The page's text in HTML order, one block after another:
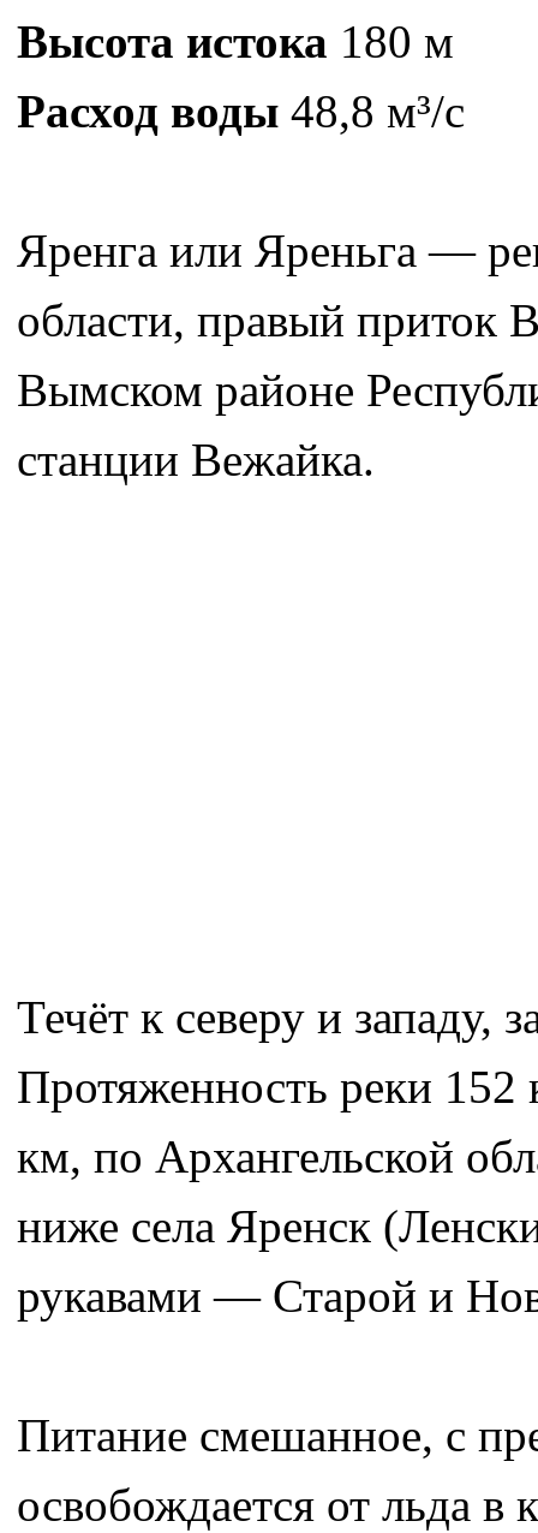
Высота истока 180 м
Расход воды 48,8 м³/с
Яренга или Яреньга —
области, правый приток
Вымском районе
станции Вежайка.
Течёт к северу и западу,
Протяженность реки
км, по Архангельской
ниже села Яренск
рукавами — Старой и
Питание смешанное, с
освобождается от льда